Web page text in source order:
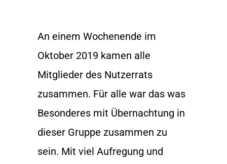
An einem Wochenende im
Oktober 2019 kamen alle
Mitglieder des Nutzerrats
zusammen. Für alle war das was
Besonderes mit Übernachtung in
dieser Gruppe zusammen zu
sein. Mit viel Aufregung und